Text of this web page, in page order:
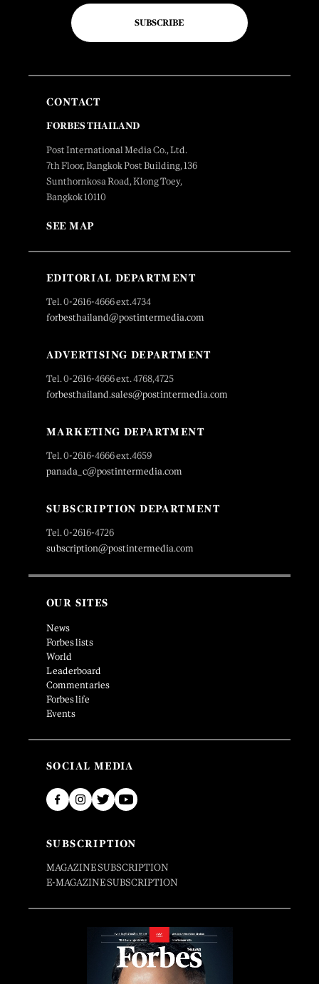
SUBSCRIBE
CONTACT
FORBES THAILAND
Post International Media Co., Ltd.
7th Floor, Bangkok Post Building, 136
Sunthornkosa Road, Klong Toey,
Bangkok 10110
SEE MAP
EDITORIAL DEPARTMENT
Tel. 0-2616-4666 ext.4734
forbesthailand@postintermedia.com
ADVERTISING DEPARTMENT
Tel. 0-2616-4666 ext. 4768,4725
forbesthailand.sales@postintermedia.com
MARKETING DEPARTMENT
Tel. 0-2616-4666 ext.4659
panada_c@postintermedia.com
SUBSCRIPTION DEPARTMENT
Tel. 0-2616-4726
subscription@postintermedia.com
OUR SITES
News
Forbes lists
World
Leaderboard
Commentaries
Forbes life
Events
SOCIAL MEDIA
SUBSCRIPTION
MAGAZINE SUBSCRIPTION
E-MAGAZINE SUBSCRIPTION